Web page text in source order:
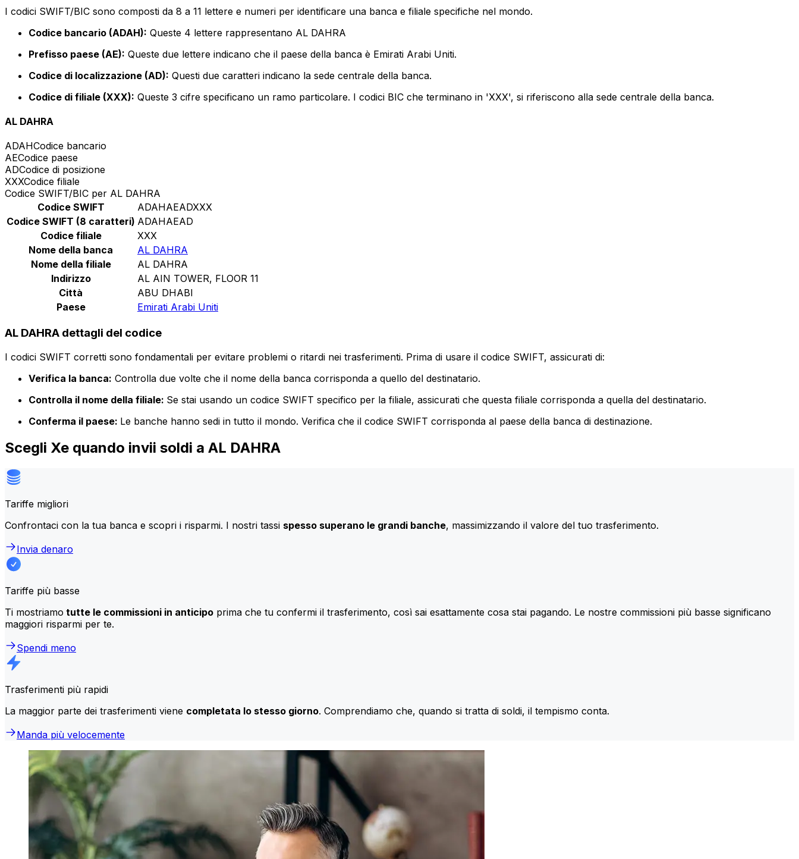
I codici SWIFT/BIC sono composti da 8 a 11 lettere e numeri per identificare una banca e filiale specifiche nel mondo.
Codice bancario (ADAH): Queste 4 lettere rappresentano AL DAHRA
Prefisso paese (AE): Queste due lettere indicano che il paese della banca è Emirati Arabi Uniti.
Codice di localizzazione (AD): Questi due caratteri indicano la sede centrale della banca.
Codice di filiale (XXX): Queste 3 cifre specificano un ramo particolare. I codici BIC che terminano in 'XXX', si riferiscono alla sede centrale della banca.
AL DAHRA
ADAHCodice bancario
AECodice paese
ADCodice di posizione
XXXCodice filiale
Codice SWIFT/BIC per AL DAHRA
Codice SWIFT
ADAHAEADXXX
Codice SWIFT (8 caratteri) ADAHAEAD
Codice filiale
XXX
Nome della banca
AL DAHRA
Nome della filiale
AL DAHRA
Indirizzo
AL AIN TOWER, FLOOR 11
Città
ABU DHABI
Paese
Emirati Arabi Uniti
AL DAHRA dettagli del codice
I codici SWIFT corretti sono fondamentali per evitare problemi o ritardi nei trasferimenti. Prima di usare il codice SWIFT, assicurati di:
Verifica la banca: Controlla due volte che il nome della banca corrisponda a quello del destinatario.
Controlla il nome della filiale: Se stai usando un codice SWIFT specifico per la filiale, assicurati che questa filiale corrisponda a quella del destinatario.
Conferma il paese: Le banche hanno sedi in tutto il mondo. Verifica che il codice SWIFT corrisponda al paese della banca di destinazione.
Scegli Xe quando invii soldi a AL DAHRA
Tariffe migliori
Confrontaci con la tua banca e scopri i risparmi. I nostri tassi spesso superano le grandi banche, massimizzando il valore del tuo trasferimento.
Invia denaro
Tariffe più basse
Ti mostriamo tutte le commissioni in anticipo prima che tu confermi il trasferimento, così sai esattamente cosa stai pagando. Le nostre commissioni più basse significano
maggiori risparmi per te.
Spendi meno
Trasferimenti più rapidi
La maggior parte dei trasferimenti viene completata lo stesso giorno. Comprendiamo che, quando si tratta di soldi, il tempismo conta.
Manda più velocemente